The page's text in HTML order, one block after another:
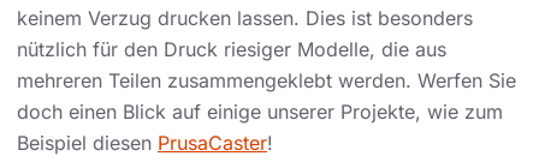
keinem Verzug drucken lassen. Dies ist besonders
nützlich für den Druck riesiger Modelle, die aus
mehreren Teilen zusammengeklebt werden. Werfen Sie
doch einen Blick auf einige unserer Projekte, wie zum
Beispiel diesen PrusaCaster!